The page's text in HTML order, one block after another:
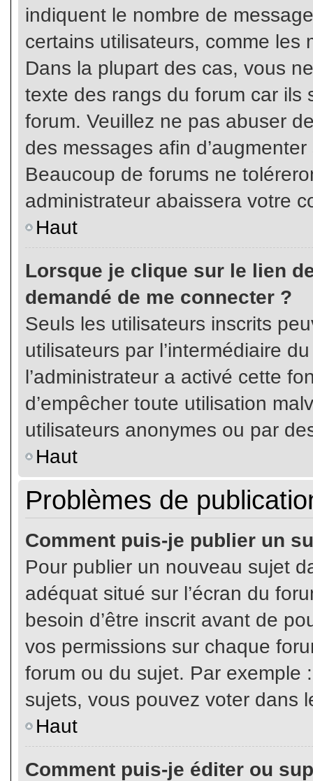
indiquent le nombre de
certains utilisateurs, comme les
Dans la plupart des cas, vous
texte des rangs du forum car ils
forum. Veuillez ne pas abuser
des messages afin
Beaucoup de forums ne
administrateur abaissera votre
Haut
Lorsque je clique sur le lien
demandé de me connecter ?
Seuls les utilisateurs inscrits
utilisateurs par l’intermédiaire
l’administrateur a activé cette
d’empêcher toute utilisation
utilisateurs anonymes ou par
Haut
Problèmes de
Comment puis-je publier un
Pour publier un nouveau sujet
adéquat situé sur l’écran du
besoin d’être inscrit avant de
vos permissions sur chaque
forum ou du sujet. Par exemple
sujets, vous pouvez voter dans
Haut
Comment puis-je éditer ou